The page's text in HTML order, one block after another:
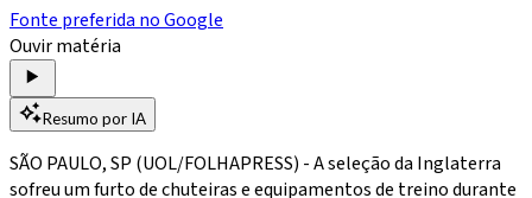
Fonte preferida no Google
Ouvir matéria
Resumo por IA
SÃO PAULO, SP (UOL/FOLHAPRESS) - A seleção da Inglaterra
sofreu um furto de chuteiras e equipamentos de treino durante